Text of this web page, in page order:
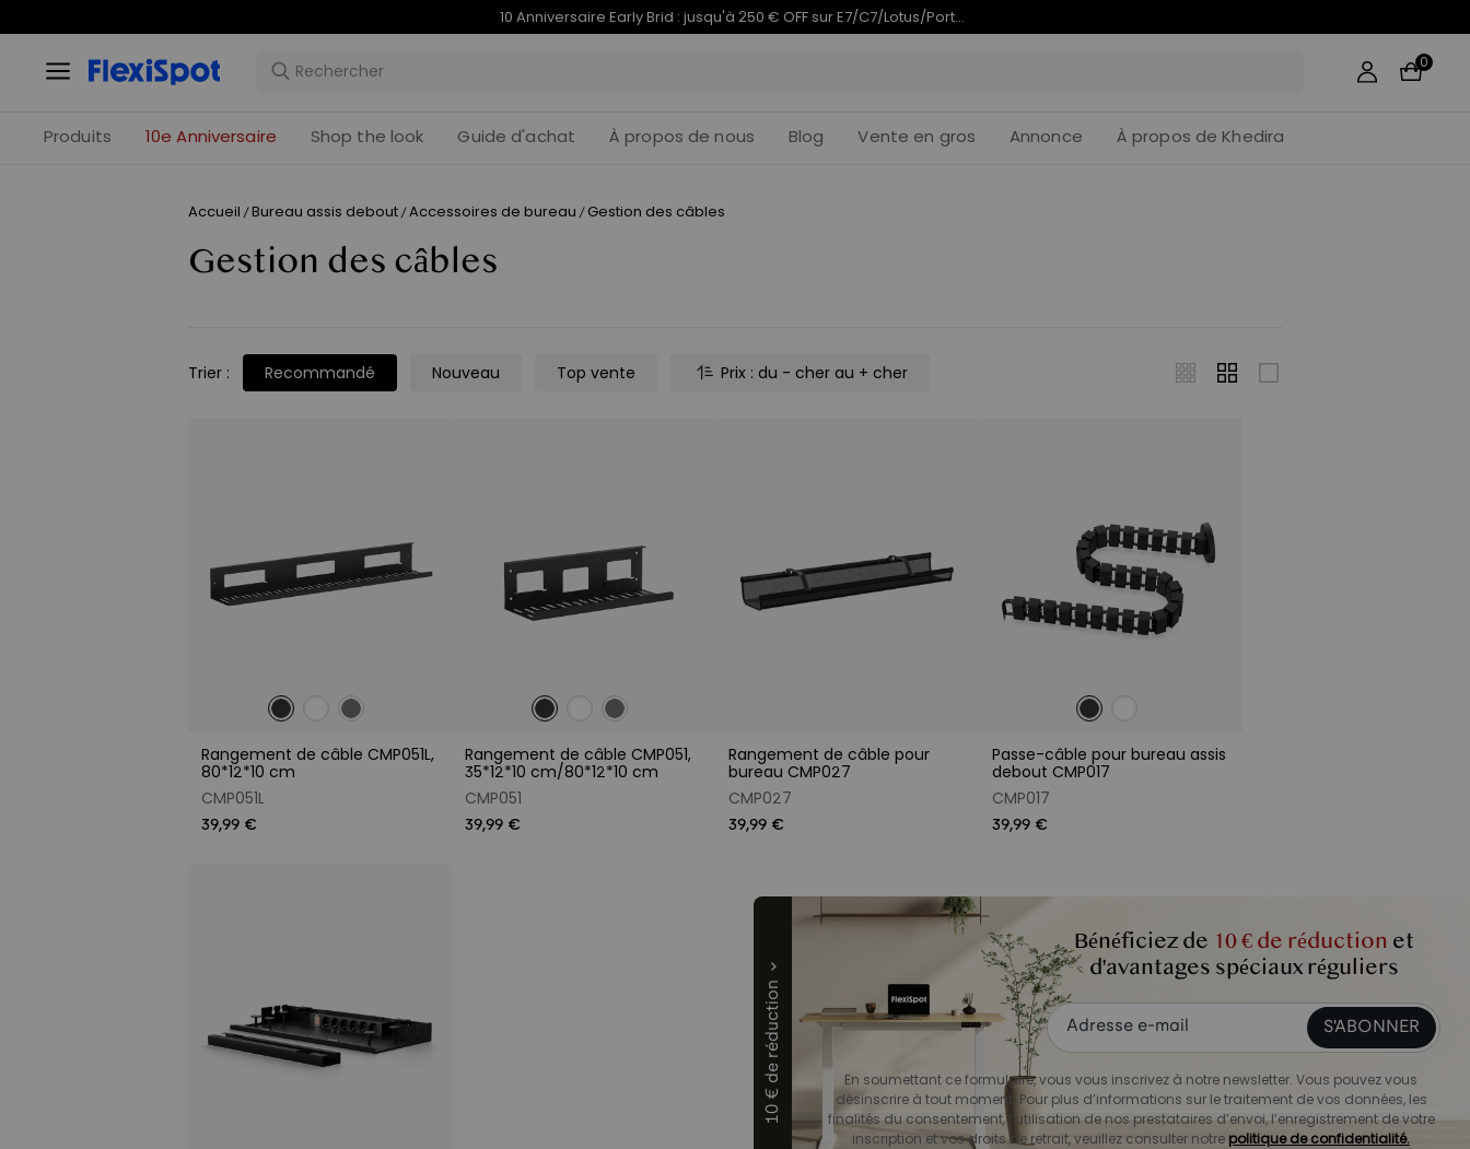
10 Anniversaire Early Brid : jusqu'à 250 € OFF sur E7/C7/Lotus/PortaGo | 1–17 août
0
Produits 10e Anniversaire Shop the look Guide d'achat À propos de nous Blog Vente en gros Annonce À propos de Khedira
Accueil /Bureau assis debout /Accessoires de bureau / Gestion des câbles
Gestion des câbles
Trier : Recommandé Nouveau Top vente Prix : du - cher au + cher
Rangement de câble CMP051L,
80*12*10 cm
CMP051L
39,99 €
Rangement de câble CMP051,
35*12*10 cm/80*12*10 cm
CMP051
39,99 €
Rangement de câble pour
bureau CMP027
CMP027
39,99 €
Passe-câble pour bureau assis
debout CMP017
CMP017
39,99 €
10 € de réduction
Bénéficiez de 10 € de réduction et
d'avantages spéciaux réguliers
S'ABONNER
En soumettant ce formulaire, vous vous inscrivez à notre newsletter. Vous pouvez vous
désinscrire à tout moment. Pour plus d’informations sur le traitement de vos données, les
finalités du consentement, l’utilisation de nos prestataires d’envoi, l’enregistrement de votre
inscription et vos droits de retrait, veuillez consulter notre politique de confidentialité.